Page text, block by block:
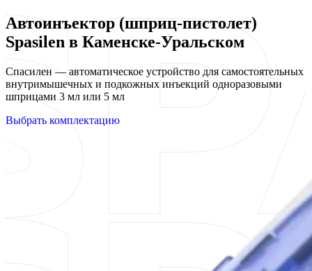
Автоинъектор (шприц-пистолет)
Spasilen в Каменске-Уральском
Спасилен — автоматическое устройство для самостоятельных
внутримышечных и подкожных инъекций одноразовыми
шприцами 3 мл или 5 мл
Выбрать комплектацию